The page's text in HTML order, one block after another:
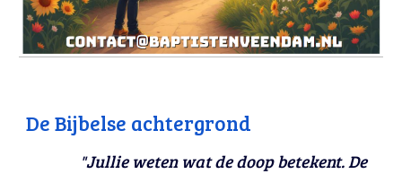
De Bijbelse achtergrond
"Jullie weten wat de doop betekent. De